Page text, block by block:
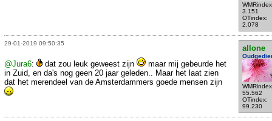
3.151
OTindex:
2.078
29-01-2019 09:50:35
allone
55.562
OTindex:
99.230
@Jura6: dat zou leuk geweest zijn
maar mij gebeurde het
in Zuid, en da's nog geen 20 jaar geleden.. Maar het laat zien
dat het merendeel van de Amsterdammers goede mensen zijn